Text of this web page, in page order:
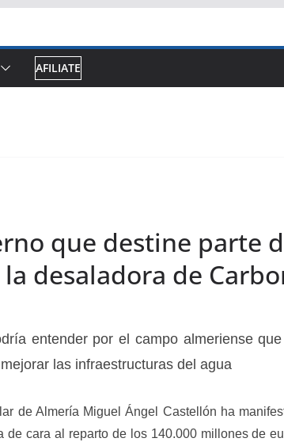
AFILIATE
que destine parte
desaladora de
entender por el campo almeriense
las infraestructuras del agua
de Almería Miguel Ángel Castellón ha
cara al reparto de los 140.000 millones de